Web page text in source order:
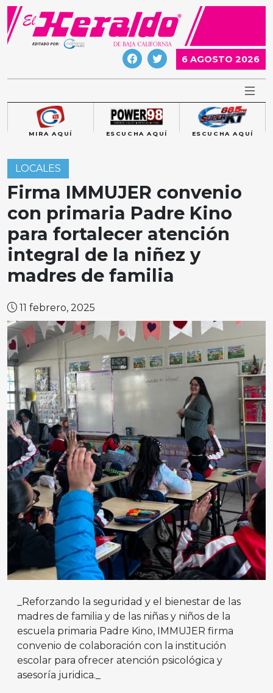
Skip
content
6 AGOSTO 2026
MIRA AQUÍ ESCUCHA AQUÍ ESCUCHA AQUÍ
LOCALES
Firma IMMUJER convenio
con primaria Padre Kino
para fortalecer atención
integral de la niñez y
madres de familia
11 febrero, 2025
_Reforzando la seguridad y el bienestar de las
madres de familia y de las niñas y niños de la
escuela primaria Padre Kino, IMMUJER firma
convenio de colaboración con la institución
escolar para ofrecer atención psicológica y
asesoría juridica._